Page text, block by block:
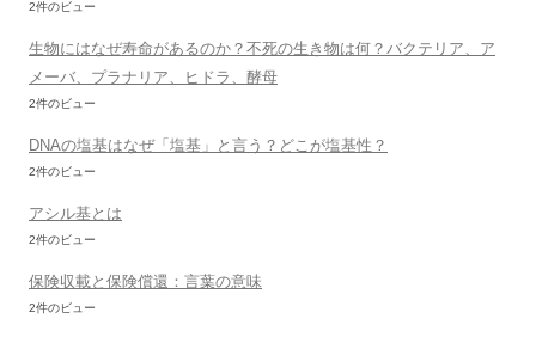
2件のビュー
生物にはなぜ寿命があるのか？不死の生き物は何？バクテリア、ア
メーバ、プラナリア、ヒドラ、酵母
2件のビュー
DNAの塩基はなぜ「塩基」と言う？どこが塩基性？
2件のビュー
アシル基とは
2件のビュー
保険収載と保険償還：言葉の意味
2件のビュー